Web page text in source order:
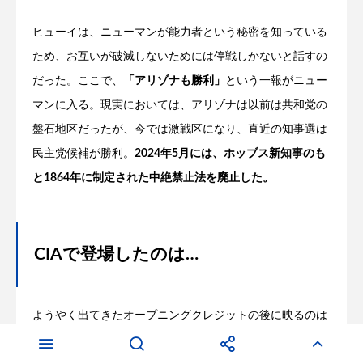
ヒューイは、ニューマンが能力者という秘密を知っている
ため、お互いが破滅しないためには停戦しかないと話すの
だった。ここで、 「アリゾナも勝利」 という一報がニュー
マンに入る。現実においては、アリゾナは以前は共和党の
盤石地区だったが、今では激戦区になり、直近の知事選は
民主党候補が勝利。 2024年5月には、ホッブス新知事のも
と1864年に制定された中絶禁止法を廃止した。
CIAで登場したのは…
ようやく出てきたオープニングクレジットの後に映るのは
「スーザン・レイナー」を追悼する楯。 スーザン・レイナ